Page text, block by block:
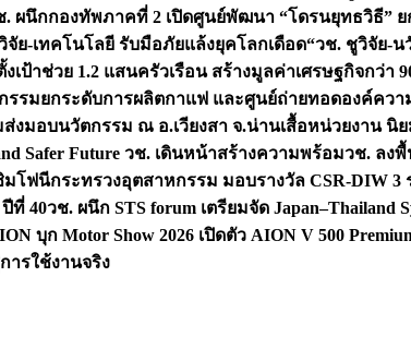
. ผนึกกองทัพภาคที่ 2 เปิดศูนย์พัฒนา “โดรนยุทธวิธี”
จัย-เทคโนโลยี รับมือภัยแล้งยุคโลกเดือด“วช. ชูวิจัย-น
าช่วย 1.2 แสนครัวเรือน สร้างมูลค่าเศรษฐกิจกว่า
รรมยกระดับการผลิตกาแฟ และศูนย์ถ่ายทอดองค์คว
มอบนวัตกรรม ณ อ.เวียงสา จ.น่านเสื้อหน่วยงาน นิ
Safer Future วช. เดินหน้าสร้างความพร้อมวช. ลง
มโฟนีกระทรวงอุตสาหกรรม มอบรางวัล CSR-DIW
ที่ 40วช. ผนึก STS forum เตรียมจัด Japan–Thailand
บุก Motor Show 2026 เปิดตัว AION V 500
ารใช้งานจริง